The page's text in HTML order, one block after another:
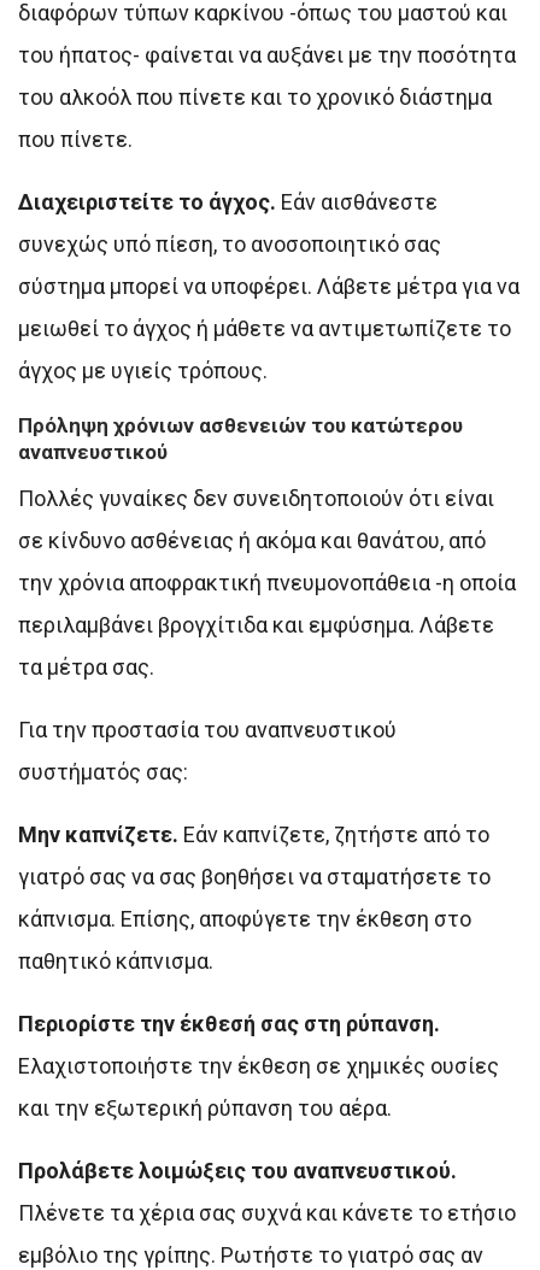
διαφόρων τύπων καρκίνου -όπως του μαστού και
του ήπατος- φαίνεται να αυξάνει με την ποσότητα
του αλκοόλ που πίνετε και το χρονικό διάστημα
που πίνετε.
Διαχειριστείτε το άγχος. Εάν αισθάνεστε
συνεχώς υπό πίεση, το ανοσοποιητικό σας
σύστημα μπορεί να υποφέρει. Λάβετε μέτρα για να
μειωθεί το άγχος ή μάθετε να αντιμετωπίζετε το
άγχος με υγιείς τρόπους.
Πρόληψη χρόνιων ασθενειών του κατώτερου
αναπνευστικού
Πολλές γυναίκες δεν συνειδητοποιούν ότι είναι
σε κίνδυνο ασθένειας ή ακόμα και θανάτου, από
την χρόνια αποφρακτική πνευμονοπάθεια -η οποία
περιλαμβάνει βρογχίτιδα και εμφύσημα. Λάβετε
τα μέτρα σας.
Για την προστασία του αναπνευστικού
συστήματός σας:
Μην καπνίζετε. Εάν καπνίζετε, ζητήστε από το
γιατρό σας να σας βοηθήσει να σταματήσετε το
κάπνισμα. Επίσης, αποφύγετε την έκθεση στο
παθητικό κάπνισμα.
Περιορίστε την έκθεσή σας στη ρύπανση.
Ελαχιστοποιήστε την έκθεση σε χημικές ουσίες
και την εξωτερική ρύπανση του αέρα.
Προλάβετε λοιμώξεις του αναπνευστικού.
Πλένετε τα χέρια σας συχνά και κάνετε το ετήσιο
εμβόλιο της γρίπης. Ρωτήστε το γιατρό σας αν